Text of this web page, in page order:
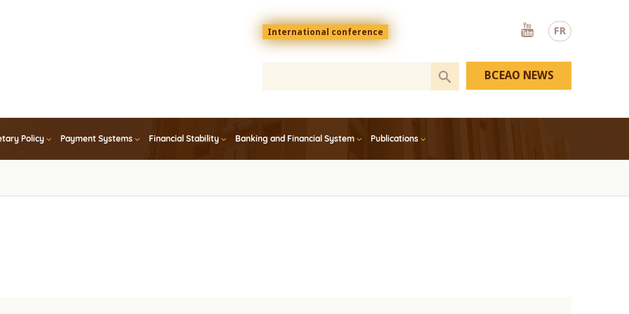
FR
Menu
top
En
International conference
Youtube
Policy Payment Systems Financial Stability Banking and Financial System Publications
BCEAO NEWS